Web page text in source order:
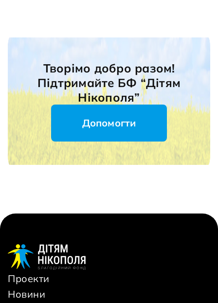
Творімо добро разом!
Підтримайте БФ “Дітям
Нікополя”
Допомогти
Проекти
Новини